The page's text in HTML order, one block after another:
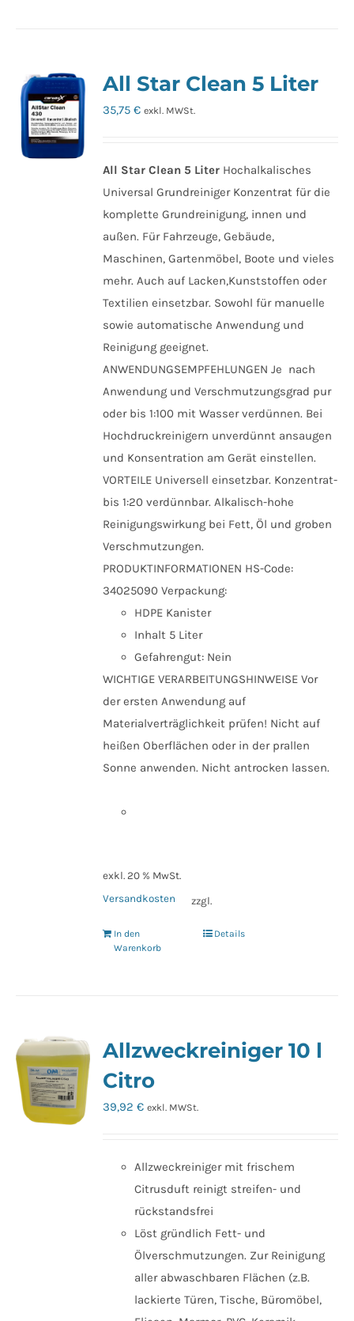
All Star Clean 5 Liter
35,75€ exkl. MWSt.
All Star Clean 5 Liter Hochalkalisches
Universal Grundreiniger Konzentrat für die
komplette Grundreinigung, innen und
außen. Für Fahrzeuge, Gebäude,
Maschinen, Gartenmöbel, Boote und vieles
mehr. Auch auf Lacken,Kunststoffen oder
Textilien einsetzbar. Sowohl für manuelle
sowie automatische Anwendung und
Reinigung geeignet.
ANWENDUNGSEMPFEHLUNGEN Je nach
Anwendung und Verschmutzungsgrad pur
oder bis 1:100 mit Wasser verdünnen. Bei
Hochdruckreinigern unverdünnt ansaugen
und Konsentration am Gerät einstellen.
VORTEILE Universell einsetzbar. Konzentrat-
bis 1:20 verdünnbar. Alkalisch-hohe
Reinigungswirkung bei Fett, Öl und groben
Verschmutzungen.
PRODUKTINFORMATIONEN HS-Code:
34025090 Verpackung:
HDPE Kanister
Inhalt 5 Liter
Gefahrengut: Nein
WICHTIGE VERARBEITUNGSHINWEISE Vor
der ersten Anwendung auf
Materialverträglichkeit prüfen! Nicht auf
heißen Oberflächen oder in der prallen
Sonne anwenden. Nicht antrocken lassen.
exkl. 20 % MwSt.
zzgl.
Versandkosten
In den
Warenkorb
Details
Allzweckreiniger 10 l
Citro
39,92€ exkl. MWSt.
Allzweckreiniger mit frischem
Citrusduft reinigt streifen- und
rückstandsfrei
Löst gründlich Fett- und
Ölverschmutzungen. Zur Reinigung
aller abwaschbaren Flächen (z.B.
lackierte Türen, Tische, Büromöbel,